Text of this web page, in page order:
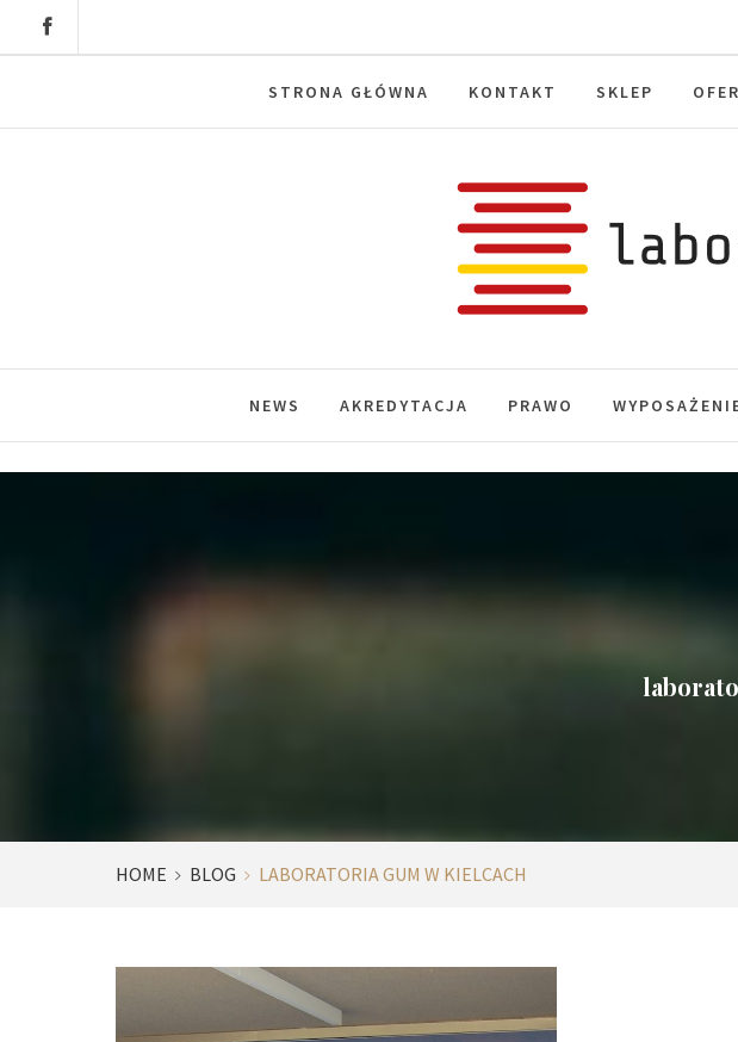
STRONA GŁÓWNA KONTAKT SKLEP
NEWS AKREDYTACJA PRAWO
HOME BLOG LABORATORIA GUM W KIELCACH